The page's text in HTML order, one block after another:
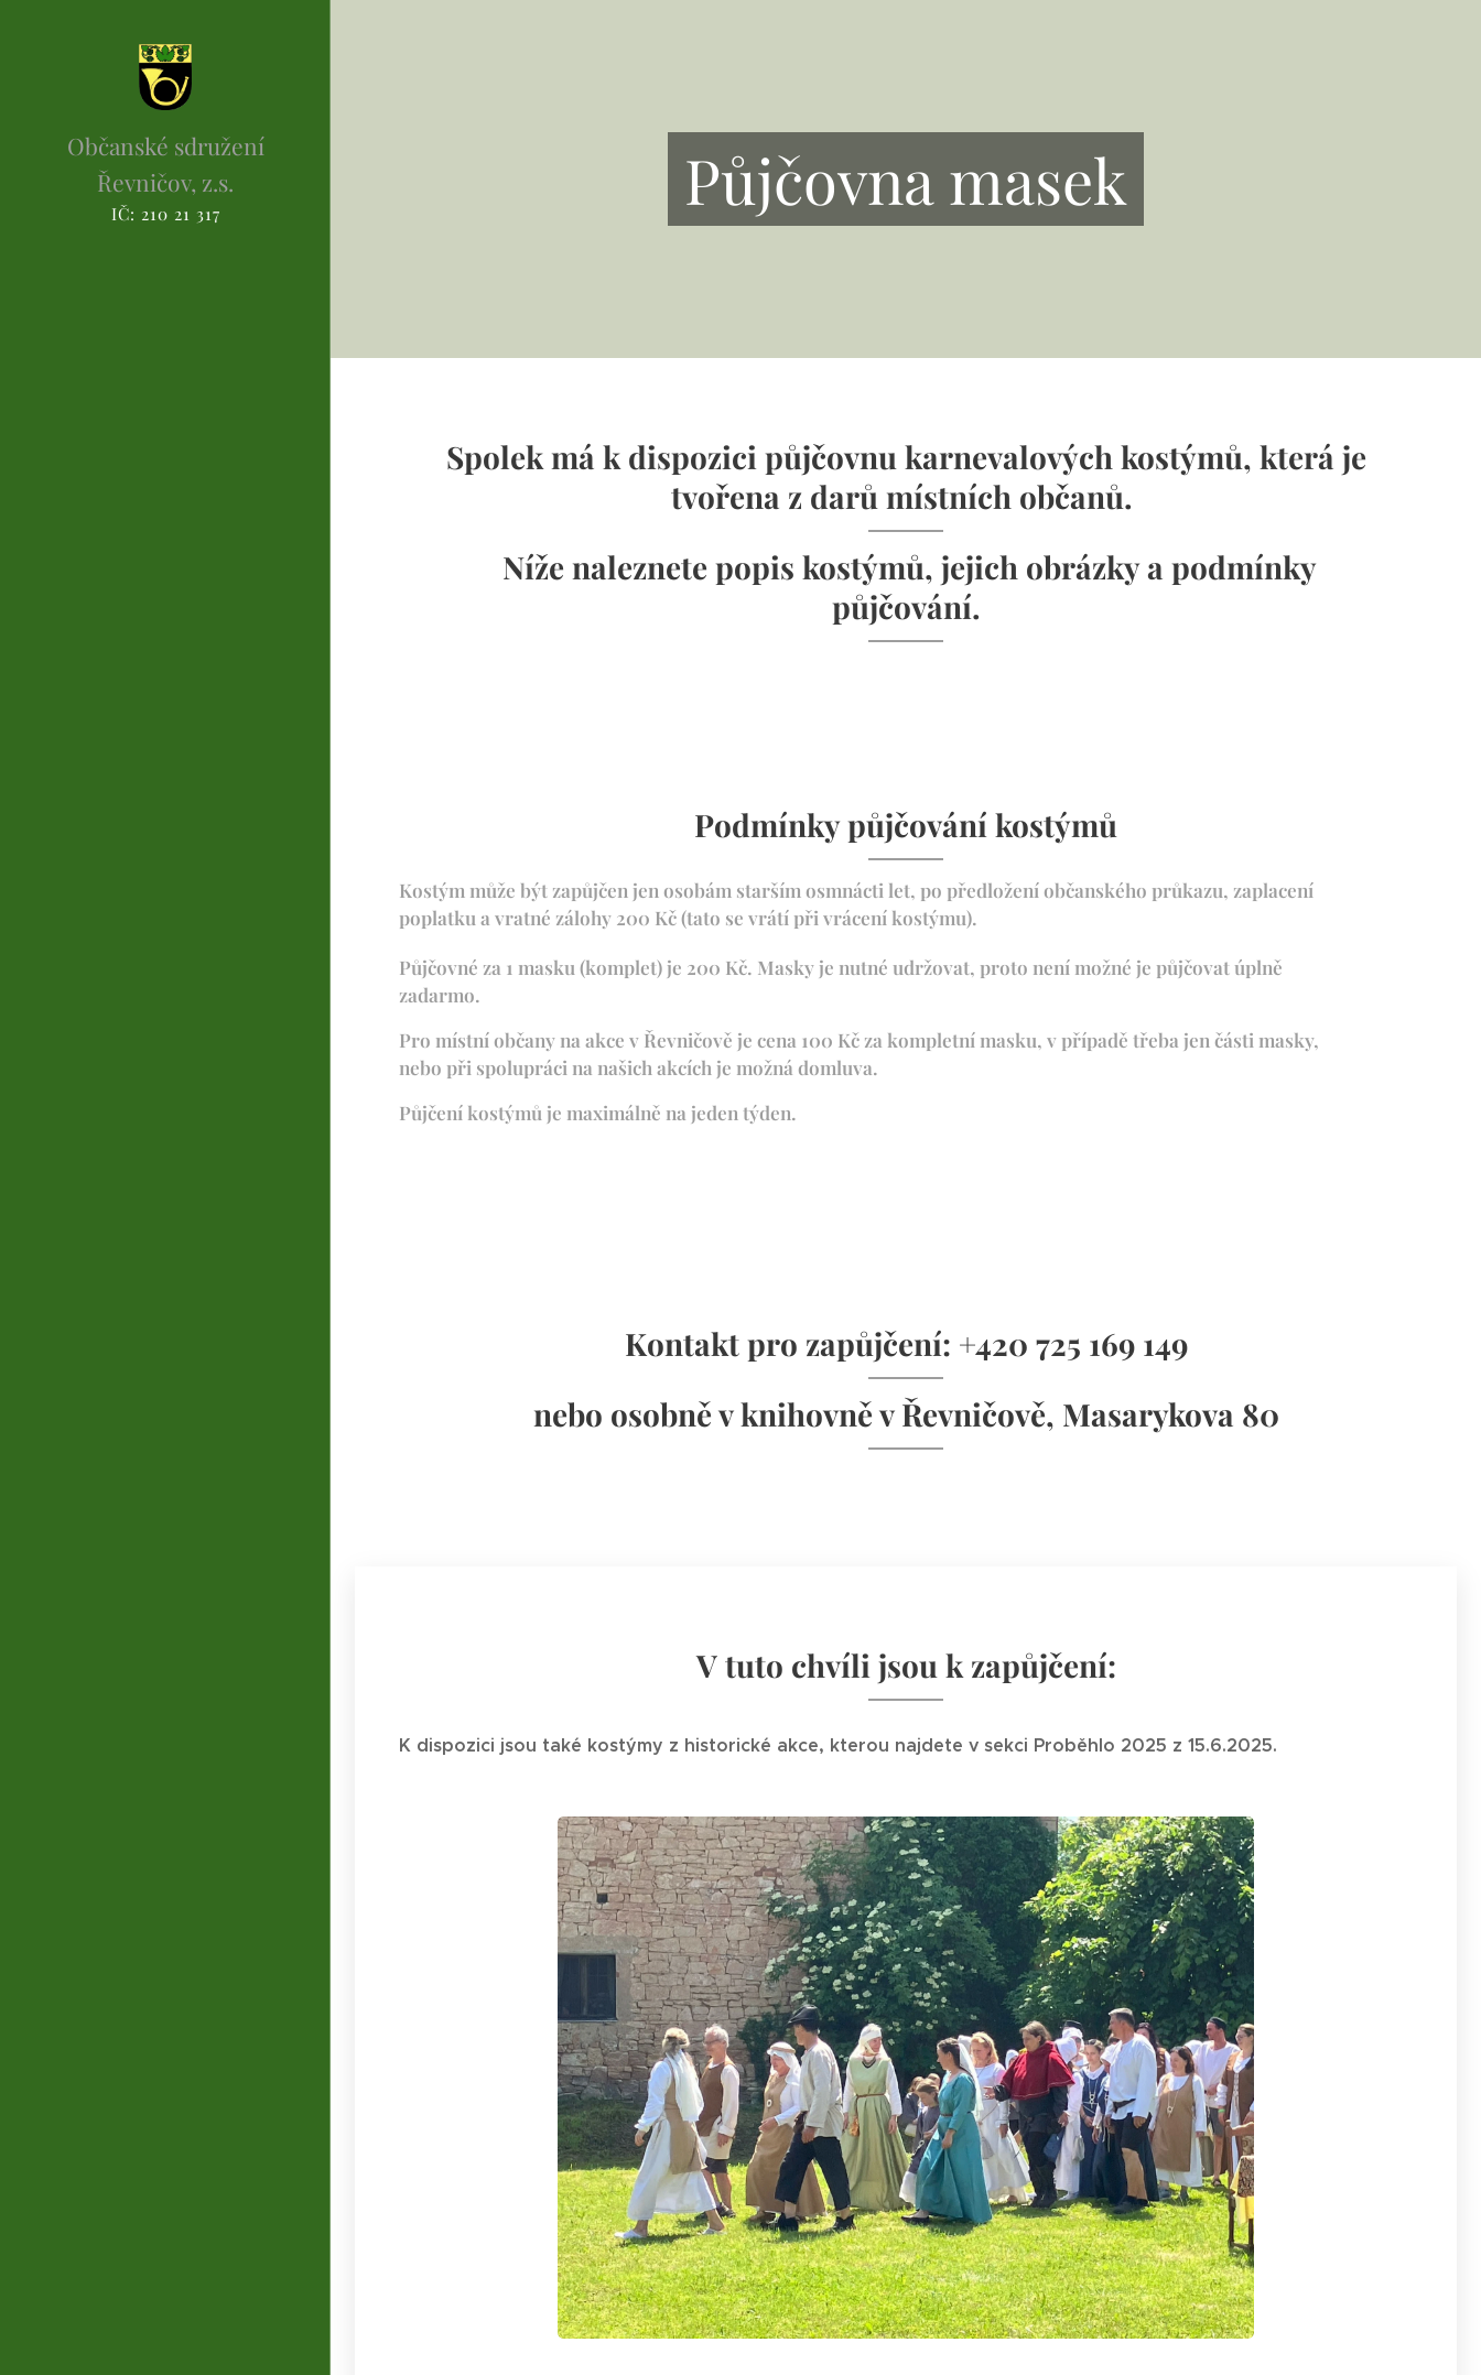
Občanské sdružení
Řevničov, z.s.
IČ: 210 21 317 Půjčovna masek
Spolek má k dispozici půjčovnu karnevalových kostýmů, která je
tvořena z darů místních občanů.
Níže naleznete popis kostýmů, jejich obrázky a podmínky
půjčování.
Podmínky půjčování kostýmů
Kostým může být zapůjčen jen osobám starším osmnácti let, po předložení občanského průkazu, zaplacení
poplatku a vratné zálohy 200 Kč (tato se vrátí při vrácení kostýmu).
Půjčovné za 1 masku (komplet) je 200 Kč. Masky je nutné udržovat, proto není možné je půjčovat úplně
zadarmo.
Pro místní občany na akce v Řevničově je cena 100 Kč za kompletní masku, v případě třeba jen části masky,
nebo při spolupráci na našich akcích je možná domluva.
Půjčení kostýmů je maximálně na jeden týden.
Kontakt pro zapůjčení: +420 725 169 149
nebo osobně v knihovně v Řevničově, Masarykova 80
V tuto chvíli jsou k zapůjčení:
K dispozici jsou také kostýmy z historické akce, kterou najdete v sekci Proběhlo 2025 z 15.6.2025.